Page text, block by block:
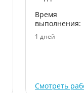
Время
выполнения:
1 дней
Смотреть